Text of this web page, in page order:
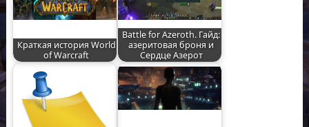
Краткая история World
of Warcraft
Battle for Azeroth. Гайд:
азеритовая броня и
Сердце Азерот